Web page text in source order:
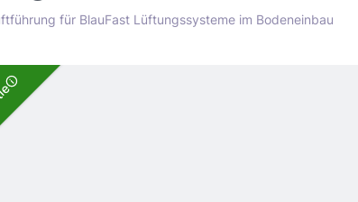
für BlauFast Lüftungssysteme im Bodeneinbau